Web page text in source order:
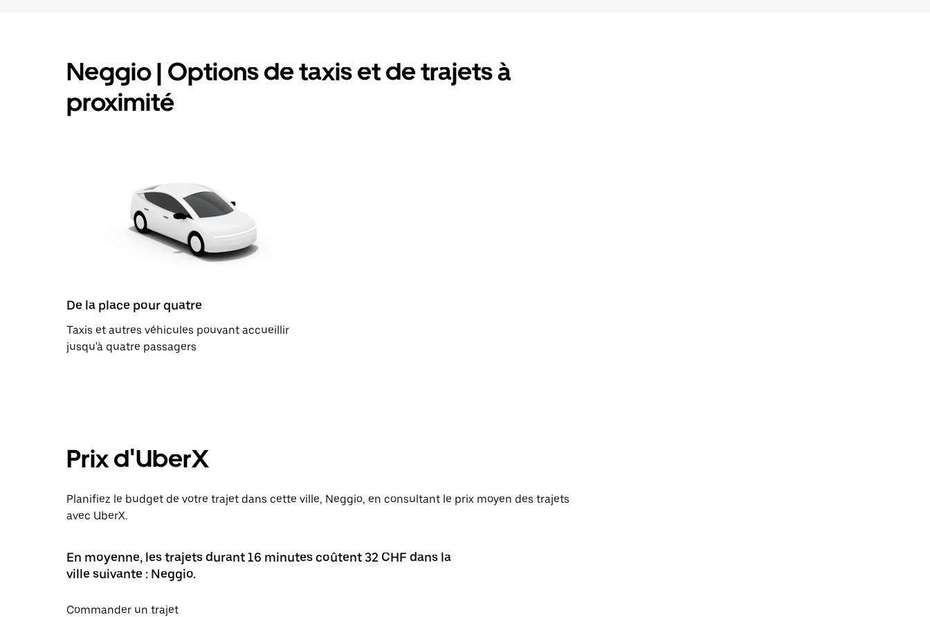
Neggio | Options de taxis et de trajets à
proximité
De la place pour quatre
Taxis et autres véhicules pouvant accueillir
jusqu'à quatre passagers
Prix d'UberX
Planifiez le budget de votre trajet dans cette ville, Neggio, en consultant le prix moyen des trajets
avec UberX.
En moyenne, les trajets durant 16 minutes coûtent 32 CHF dans la
ville suivante : Neggio.
Commander un trajet